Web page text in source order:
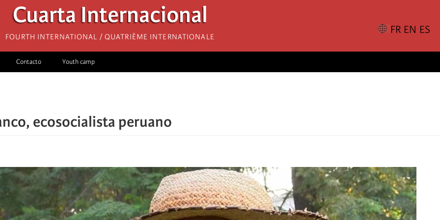
Cuarta Internacional
Fourth International / Quatrième internationale
Contacto Youth camp
ecosocialista peruano